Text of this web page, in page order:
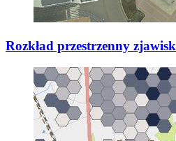
Rozkład przestrzenny zjawisk